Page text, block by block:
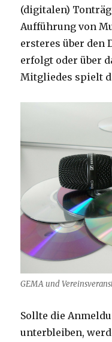
(digitalen)
Aufführung von
ersteres über den
erfolgt oder über
Mitgliedes spielt
GEMA und
Sollte die
unterbleiben,